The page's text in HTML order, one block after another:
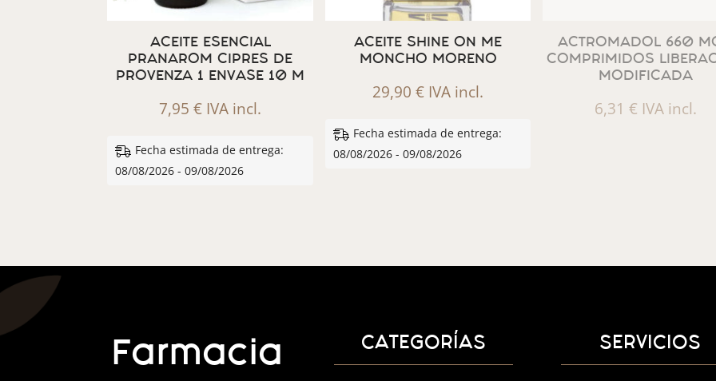
ACEITE ESENCIAL
PRANAROM CIPRES DE
PROVENZA 1 ENVASE 10 M
7,95€ IVA incl.
Fecha estimada de entrega:
08/08/2026 - 09/08/2026
ACEITE SHINE ON ME
MONCHO MORENO
29,90€ IVA incl.
Fecha estimada de entrega:
08/08/2026 - 09/08/2026
ACTROMADOL 660
COMPRIMIDOS
MODIFICADA
6,31€ IVA incl.
Farmacia
CATEGORÍAS SERVICIOS